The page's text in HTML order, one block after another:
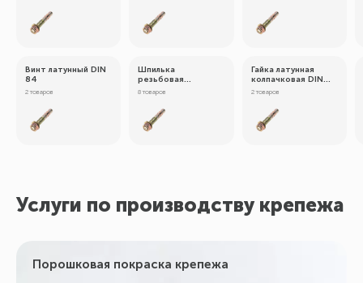
Винт латунный DIN
84
2 товаров
Шпилька
резьбовая
латунная
8 товаров
Гайка латунная
колпачковая DIN
1587
2 товаров
Услуги по производству крепежа
Порошковая покраска крепежа